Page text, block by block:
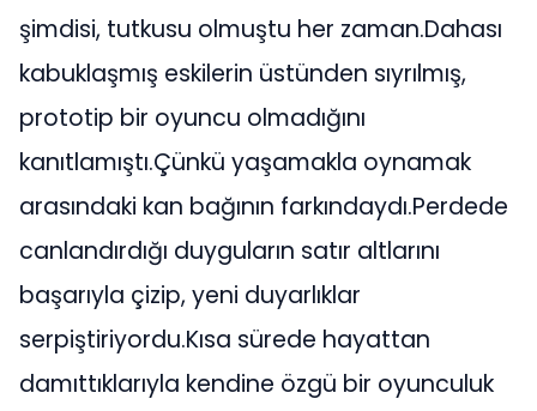
şimdisi, tutkusu olmuştu her zaman.Dahası
kabuklaşmış eskilerin üstünden sıyrılmış,
prototip bir oyuncu olmadığını
kanıtlamıştı.Çünkü yaşamakla oynamak
arasındaki kan bağının farkındaydı.Perdede
canlandırdığı duyguların satır altlarını
başarıyla çizip, yeni duyarlıklar
serpiştiriyordu.Kısa sürede hayattan
damıttıklarıyla kendine özgü bir oyunculuk